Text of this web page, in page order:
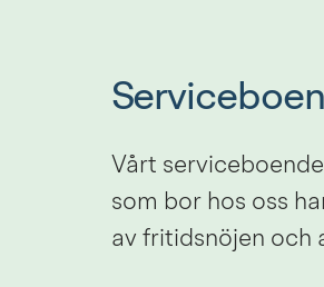
Vårt
som bor hos oss
av fritidsnöjen och